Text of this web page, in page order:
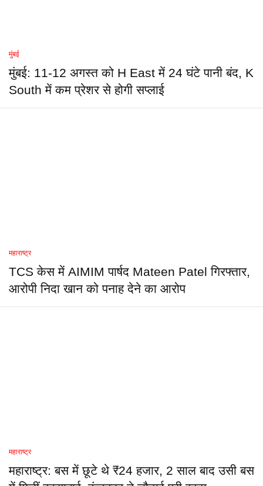
मुंबई
मुंबई: 11-12 अगस्त को H East में 24 घंटे पानी बंद, K
South में कम प्रेशर से होगी सप्लाई
महाराष्ट्र
TCS केस में AIMIM पार्षद Mateen Patel गिरफ्तार,
आरोपी निदा खान को पनाह देने का आरोप
महाराष्ट्र
महाराष्ट्र: बस में छूटे थे ₹24 हजार, 2 साल बाद उसी बस